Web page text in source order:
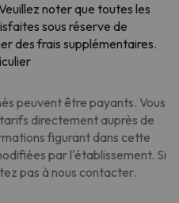
noter que toutes les
sous réserve de
des frais supplémentaires.
peuvent être payants. Vous
directement auprès de
figurant dans cette
par l'établissement. Si
pas à nous contacter.